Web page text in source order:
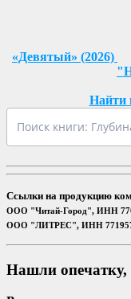
«Девятый» (2026)
Найти
Ссылки на продукцию
ООО "Читай-Город", ИНН
ООО "ЛИТРЕС", ИНН
Нашли опечатку,